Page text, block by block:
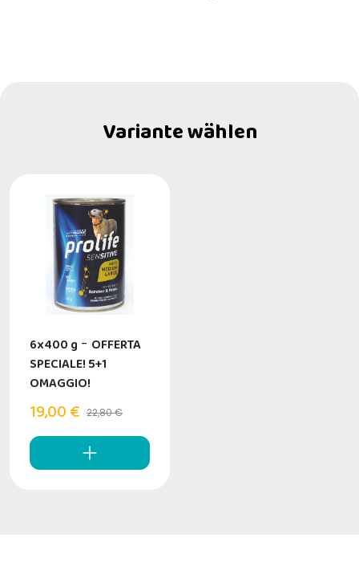
Variante wählen
6x400 g - OFFERTA
SPECIALE! 5+1
OMAGGIO!
19,00 € 22,80 €